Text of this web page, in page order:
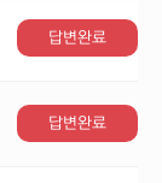
답변완료
답변완료